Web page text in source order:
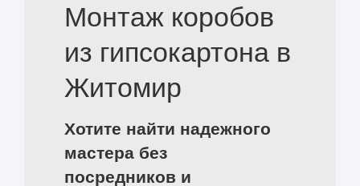
Монтаж коробов
из гипсокартона в
Житомир
Хотите найти надежного
мастера без
посредников и